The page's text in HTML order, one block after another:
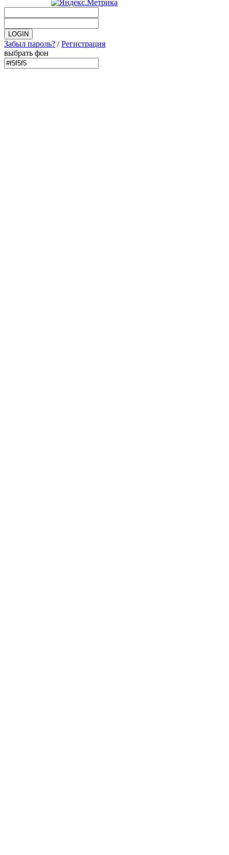
Забыл пароль? /Регистрация
выбрать фон